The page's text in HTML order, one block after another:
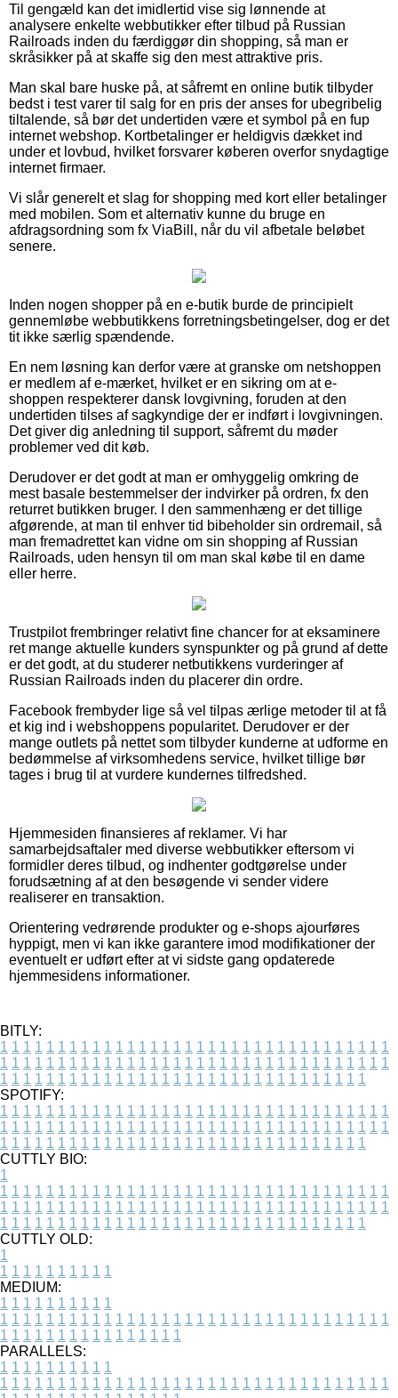
Til gengæld kan det imidlertid vise sig lønnende at
analysere enkelte webbutikker efter tilbud på Russian
Railroads inden du færdiggør din shopping, så man er
skråsikker på at skaffe sig den mest attraktive pris.
Man skal bare huske på, at såfremt en online butik tilbyder
bedst i test varer til salg for en pris der anses for ubegribelig
tiltalende, så bør det undertiden være et symbol på en fup
internet webshop. Kortbetalinger er heldigvis dækket ind
under et lovbud, hvilket forsvarer køberen overfor snydagtige
internet firmaer.
Vi slår generelt et slag for shopping med kort eller betalinger
med mobilen. Som et alternativ kunne du bruge en
afdragsordning som fx ViaBill, når du vil afbetale beløbet
senere.
Inden nogen shopper på en e-butik burde de principielt
gennemløbe webbutikkens forretningsbetingelser, dog er det
tit ikke særlig spændende.
En nem løsning kan derfor være at granske om netshoppen
er medlem af e-mærket, hvilket er en sikring om at e-
shoppen respekterer dansk lovgivning, foruden at den
undertiden tilses af sagkyndige der er indført i lovgivningen.
Det giver dig anledning til support, såfremt du møder
problemer ved dit køb.
Derudover er det godt at man er omhyggelig omkring de
mest basale bestemmelser der indvirker på ordren, fx den
returret butikken bruger. I den sammenhæng er det tillige
afgørende, at man til enhver tid bibeholder sin ordremail, så
man fremadrettet kan vidne om sin shopping af Russian
Railroads, uden hensyn til om man skal købe til en dame
eller herre.
Trustpilot frembringer relativt fine chancer for at eksaminere
ret mange aktuelle kunders synspunkter og på grund af dette
er det godt, at du studerer netbutikkens vurderinger af
Russian Railroads inden du placerer din ordre.
Facebook frembyder lige så vel tilpas ærlige metoder til at få
et kig ind i webshoppens popularitet. Derudover er der
mange outlets på nettet som tilbyder kunderne at udforme en
bedømmelse af virksomhedens service, hvilket tillige bør
tages i brug til at vurdere kundernes tilfredshed.
Hjemmesiden finansieres af reklamer. Vi har
samarbejdsaftaler med diverse webbutikker eftersom vi
formidler deres tilbud, og indhenter godtgørelse under
forudsætning af at den besøgende vi sender videre
realiserer en transaktion.
Orientering vedrørende produkter og e-shops ajourføres
hyppigt, men vi kan ikke garantere imod modifikationer der
eventuelt er udført efter at vi sidste gang opdaterede
hjemmesidens informationer.
BITLY:
1 1 1 1 1 1 1 1 1 1 1 1 1 1 1 1 1 1 1 1 1 1 1 1 1 1 1 1 1 1 1 1 1 1
1 1 1 1 1 1 1 1 1 1 1 1 1 1 1 1 1 1 1 1 1 1 1 1 1 1 1 1 1 1 1 1 1 1
1 1 1 1 1 1 1 1 1 1 1 1 1 1 1 1 1 1 1 1 1 1 1 1 1 1 1 1 1 1 1 1
SPOTIFY:
1 1 1 1 1 1 1 1 1 1 1 1 1 1 1 1 1 1 1 1 1 1 1 1 1 1 1 1 1 1 1 1 1 1
1 1 1 1 1 1 1 1 1 1 1 1 1 1 1 1 1 1 1 1 1 1 1 1 1 1 1 1 1 1 1 1 1 1
1 1 1 1 1 1 1 1 1 1 1 1 1 1 1 1 1 1 1 1 1 1 1 1 1 1 1 1 1 1 1 1
CUTTLY BIO:
1
1 1 1 1 1 1 1 1 1 1 1 1 1 1 1 1 1 1 1 1 1 1 1 1 1 1 1 1 1 1 1 1 1 1
1 1 1 1 1 1 1 1 1 1 1 1 1 1 1 1 1 1 1 1 1 1 1 1 1 1 1 1 1 1 1 1 1 1
1 1 1 1 1 1 1 1 1 1 1 1 1 1 1 1 1 1 1 1 1 1 1 1 1 1 1 1 1 1 1 1
CUTTLY OLD:
1
1 1 1 1 1 1 1 1 1 1
MEDIUM:
1 1 1 1 1 1 1 1 1 1
1 1 1 1 1 1 1 1 1 1 1 1 1 1 1 1 1 1 1 1 1 1 1 1 1 1 1 1 1 1 1 1 1 1
1 1 1 1 1 1 1 1 1 1 1 1 1 1 1 1
PARALLELS:
1 1 1 1 1 1 1 1 1 1
1 1 1 1 1 1 1 1 1 1 1 1 1 1 1 1 1 1 1 1 1 1 1 1 1 1 1 1 1 1 1 1 1 1